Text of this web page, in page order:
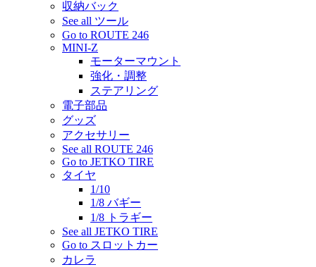
収納バック
See all ツール
Go to ROUTE 246
MINI-Z
モーターマウント
強化・調整
ステアリング
電子部品
グッズ
アクセサリー
See all ROUTE 246
Go to JETKO TIRE
タイヤ
1/10
1/8 バギー
1/8 トラギー
See all JETKO TIRE
Go to スロットカー
カレラ